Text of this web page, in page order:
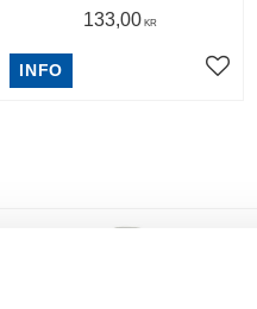
133,00 KR
INFO